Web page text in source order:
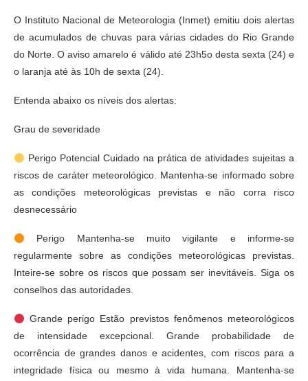
O Instituto Nacional de Meteorologia (Inmet) emitiu dois alertas
de acumulados de chuvas para várias cidades do Rio Grande
do Norte. O aviso amarelo é válido até 23h5o desta sexta (24) e
o laranja até às 10h de sexta (24).
Entenda abaixo os níveis dos alertas:
Grau de severidade
Perigo Potencial Cuidado na prática de atividades sujeitas a
riscos de caráter meteorológico. Mantenha-se informado sobre
as condições meteorológicas previstas e não corra risco
desnecessário
Perigo Mantenha-se muito vigilante e informe-se
regularmente sobre as condições meteorológicas previstas.
Inteire-se sobre os riscos que possam ser inevitáveis. Siga os
conselhos das autoridades.
Grande perigo Estão previstos fenômenos meteorológicos
de intensidade excepcional. Grande probabilidade de
ocorrência de grandes danos e acidentes, com riscos para a
integridade física ou mesmo à vida humana. Mantenha-se